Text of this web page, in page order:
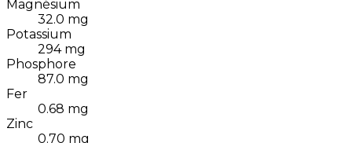
Magnésium
32.0 mg
Potassium
294 mg
Phosphore
87.0 mg
Fer
0.68 mg
Zinc
0.70 mg